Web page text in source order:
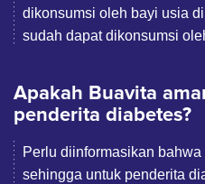
dikonsumsi oleh bayi usia
sudah dapat dikonsumsi
Apakah Buavita
penderita diabetes?
Perlu diinformasikan
sehingga untuk penderita